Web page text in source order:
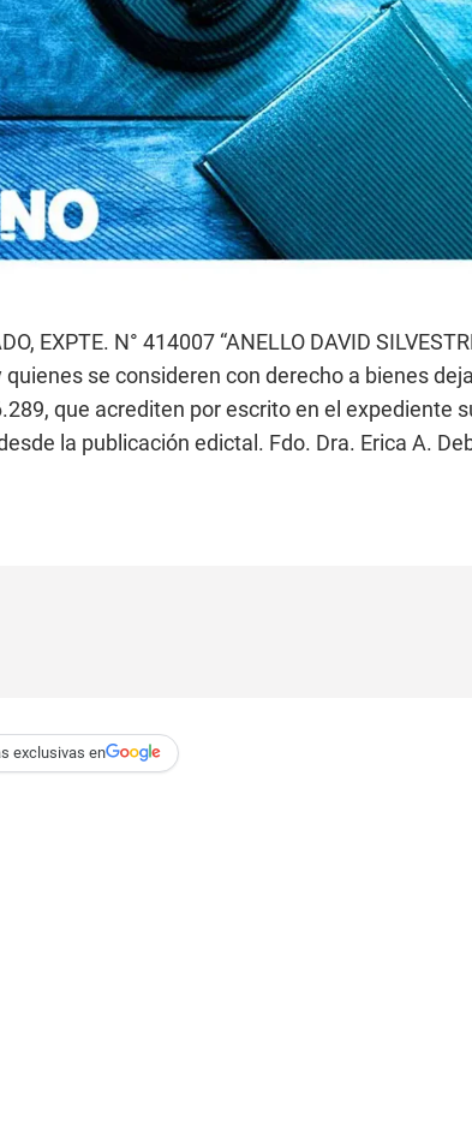
EXPTE. N° 414007 “ANELLO DAVID
se consideren con derecho a bienes
que acrediten por escrito en el expediente
la publicación edictal. Fdo. Dra. Erica A.
exclusivas en